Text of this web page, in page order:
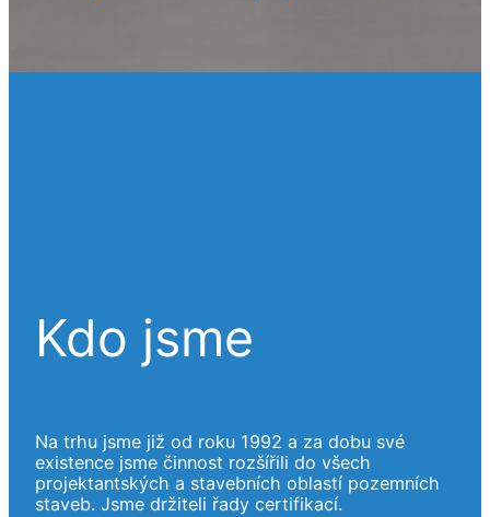
Kdo jsme
Na trhu jsme již od roku 1992 a za dobu své
existence jsme činnost rozšířili do všech
projektantských a stavebních oblastí pozemních
staveb. Jsme držiteli řady certifikací.